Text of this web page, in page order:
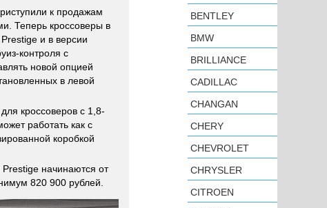
к продажам
Теперь кроссоверы в
и в версии
контроля с
новой опцией
в левой
кроссоверов с 1,8-
работать как с
коробкой
начинаются от
820 900 рублей.
BENTLEY
BMW
BRILLIANCE
CADILLAC
CHANGAN
CHERY
CHEVROLET
CHRYSLER
CITROEN